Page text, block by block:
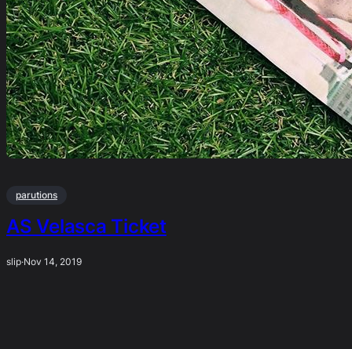
parutions
AS Velasca Ticket
slip·Nov 14, 2019